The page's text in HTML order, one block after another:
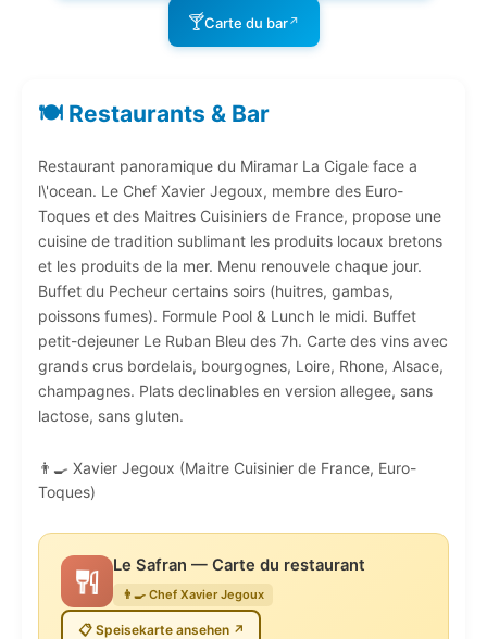
🍸Carte du bar↗
🍽️ Restaurants & Bar
Restaurant panoramique du Miramar La Cigale face a
l\'ocean. Le Chef Xavier Jegoux, membre des Euro-
Toques et des Maitres Cuisiniers de France, propose une
cuisine de tradition sublimant les produits locaux bretons
et les produits de la mer. Menu renouvele chaque jour.
Buffet du Pecheur certains soirs (huitres, gambas,
poissons fumes). Formule Pool & Lunch le midi. Buffet
petit-dejeuner Le Ruban Bleu des 7h. Carte des vins avec
grands crus bordelais, bourgognes, Loire, Rhone, Alsace,
champagnes. Plats declinables en version allegee, sans
lactose, sans gluten.
👨‍🍳 Xavier Jegoux (Maitre Cuisinier de France, Euro-
Toques)
Le Safran — Carte du restaurant
👨‍🍳 Chef Xavier Jegoux
📋 Speisekarte ansehen ↗